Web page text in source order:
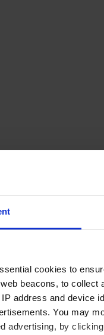
cookies to
beacons, to
address and device
You may
advertising, by